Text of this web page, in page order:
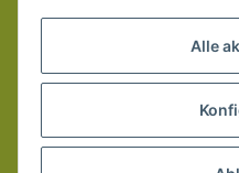
Vertrag
Alle